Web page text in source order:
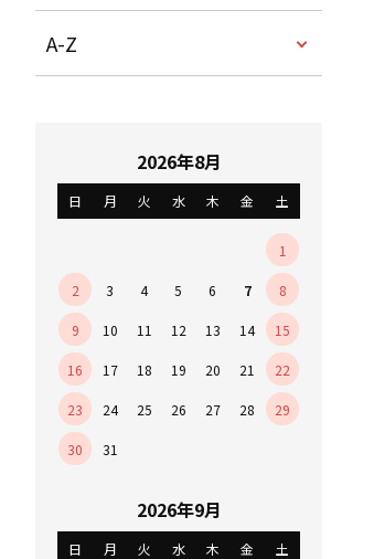
A-Z
2026年8月
日 月 火 水 木 金 土
1
2 3 4 5 6 7 8
9 10 11 12 13 14 15
16 17 18 19 20 21 22
23 24 25 26 27 28 29
30 31
2026年9月
日 月 火 水 木 金 土